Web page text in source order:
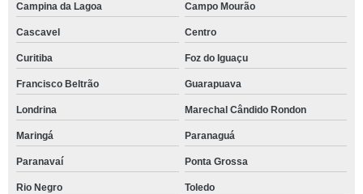
Campina da Lagoa Campo Mourão
Cascavel Centro
Curitiba Foz do Iguaçu
Francisco Beltrão Guarapuava
Londrina Marechal Cândido Rondon
Maringá Paranaguá
Paranavaí Ponta Grossa
Rio Negro Toledo